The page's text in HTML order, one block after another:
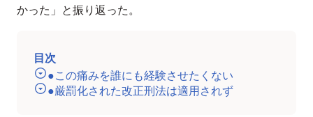
かった」と振り返った。
目次
●この痛みを誰にも経験させたくない
●厳罰化された改正刑法は適用されず